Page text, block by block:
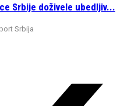
Srbije doživele ubedljiv...
Srbija